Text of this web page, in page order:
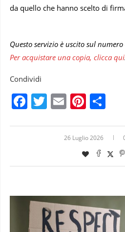
da quello che hanno scelto di
Questo servizio è uscito sul
Per acquistare una copia, clicca qui.
Condividi
Facebook
Twitter
Email
26 Luglio 2026